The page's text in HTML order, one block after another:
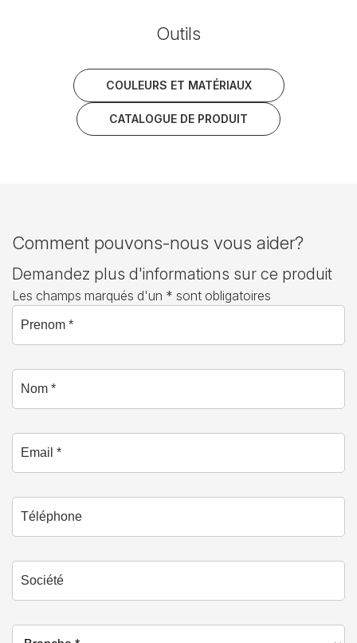
Outils
COULEURS ET MATÉRIAUX
CATALOGUE DE PRODUIT
Comment pouvons-nous vous aider?
Demandez plus d'informations sur ce produit
Les champs marqués d'un * sont obligatoires